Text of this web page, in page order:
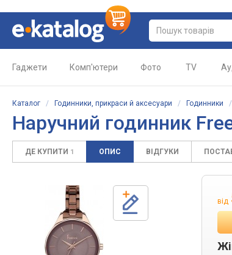
Гаджети Комп'ютери Фото TV
Каталог / Годинники, прикраси й аксесуари / Годинники
Наручний годинник
ДЕ КУПИТИ 1 ОПИС ВІДГУКИ
від